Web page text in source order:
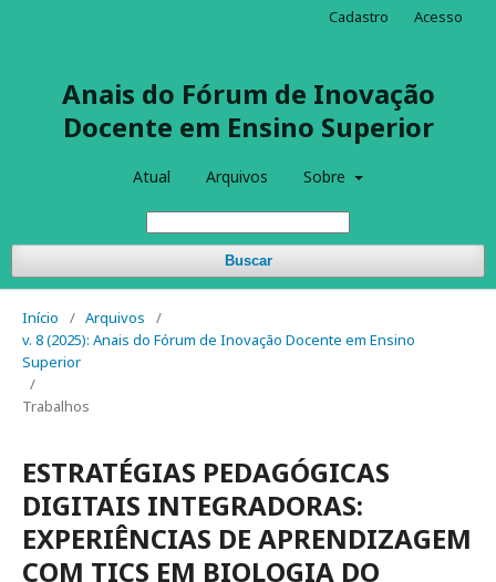
Anais do Fórum de Inovação
Docente em Ensino Superior
Atual Arquivos Sobre
Buscar
Cadastro Acesso
Início / Arquivos
/
v. 8 (2025): Anais do Fórum de Inovação Docente em Ensino
Superior
/
Trabalhos
ESTRATÉGIAS PEDAGÓGICAS
DIGITAIS INTEGRADORAS:
EXPERIÊNCIAS DE APRENDIZAGEM
COM TICS EM BIOLOGIA DO